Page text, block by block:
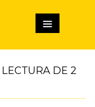
LECTURA DE 2